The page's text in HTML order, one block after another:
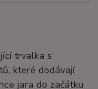
trvalka s
které dodávají
jara do začátku